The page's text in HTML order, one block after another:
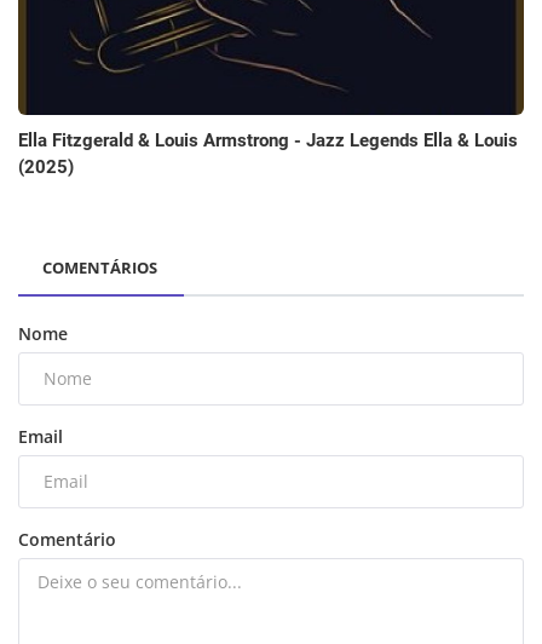
Ella Fitzgerald & Louis Armstrong - Jazz Legends Ella & Louis
(2025)
COMENTÁRIOS
Nome
Email
Comentário